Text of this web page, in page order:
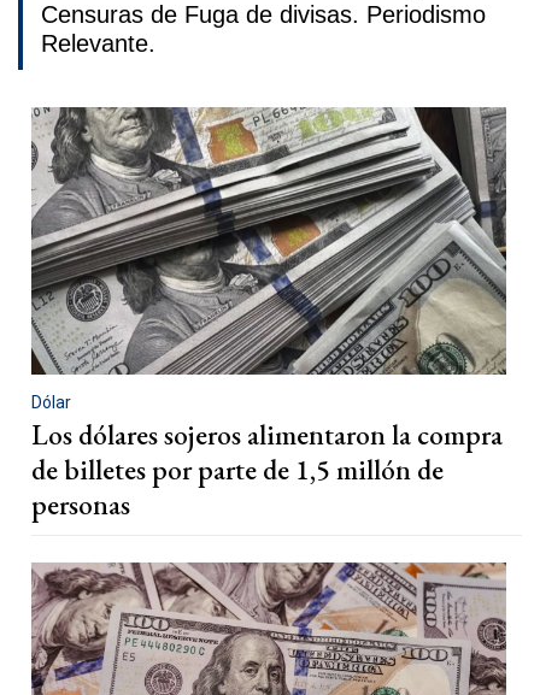
Censuras de Fuga de divisas. Periodismo
Relevante.
Dólar
Los dólares sojeros alimentaron la compra
de billetes por parte de 1,5 millón de
personas